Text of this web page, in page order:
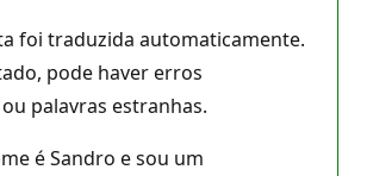
foi traduzida automaticamente.
pode haver erros
palavras estranhas.
é Sandro e sou um